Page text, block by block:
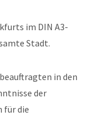
im DIN A3-
Stadt.
in den
der
für die